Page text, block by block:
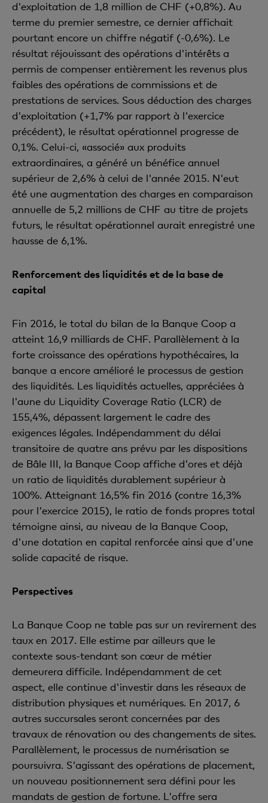
d'exploitation de 1,8 million de CHF (+0,8%). Au
terme du premier semestre, ce dernier affichait
pourtant encore un chiffre négatif (-0,6%). Le
résultat réjouissant des opérations d'intérêts a
permis de compenser entièrement les revenus plus
faibles des opérations de commissions et de
prestations de services. Sous déduction des charges
d'exploitation (+1,7% par rapport à l'exercice
précédent), le résultat opérationnel progresse de
0,1%. Celui-ci, «associé» aux produits
extraordinaires, a généré un bénéfice annuel
supérieur de 2,6% à celui de l'année 2015. N'eut
été une augmentation des charges en comparaison
annuelle de 5,2 millions de CHF au titre de projets
futurs, le résultat opérationnel aurait enregistré une
hausse de 6,1%.
Renforcement des liquidités et de la base de
capital
Fin 2016, le total du bilan de la Banque Coop a
atteint 16,9 milliards de CHF. Parallèlement à la
forte croissance des opérations hypothécaires, la
banque a encore amélioré le processus de gestion
des liquidités. Les liquidités actuelles, appréciées à
l'aune du Liquidity Coverage Ratio (LCR) de
155,4%, dépassent largement le cadre des
exigences légales. Indépendamment du délai
transitoire de quatre ans prévu par les dispositions
de Bâle III, la Banque Coop affiche d'ores et déjà
un ratio de liquidités durablement supérieur à
100%. Atteignant 16,5% fin 2016 (contre 16,3%
pour l'exercice 2015), le ratio de fonds propres total
témoigne ainsi, au niveau de la Banque Coop,
d'une dotation en capital renforcée ainsi que d'une
solide capacité de risque.
Perspectives
La Banque Coop ne table pas sur un revirement des
taux en 2017. Elle estime par ailleurs que le
contexte sous-tendant son cœur de métier
demeurera difficile. Indépendamment de cet
aspect, elle continue d'investir dans les réseaux de
distribution physiques et numériques. En 2017, 6
autres succursales seront concernées par des
travaux de rénovation ou des changements de sites.
Parallèlement, le processus de numérisation se
poursuivra. S'agissant des opérations de placement,
un nouveau positionnement sera défini pour les
mandats de gestion de fortune. L'offre sera